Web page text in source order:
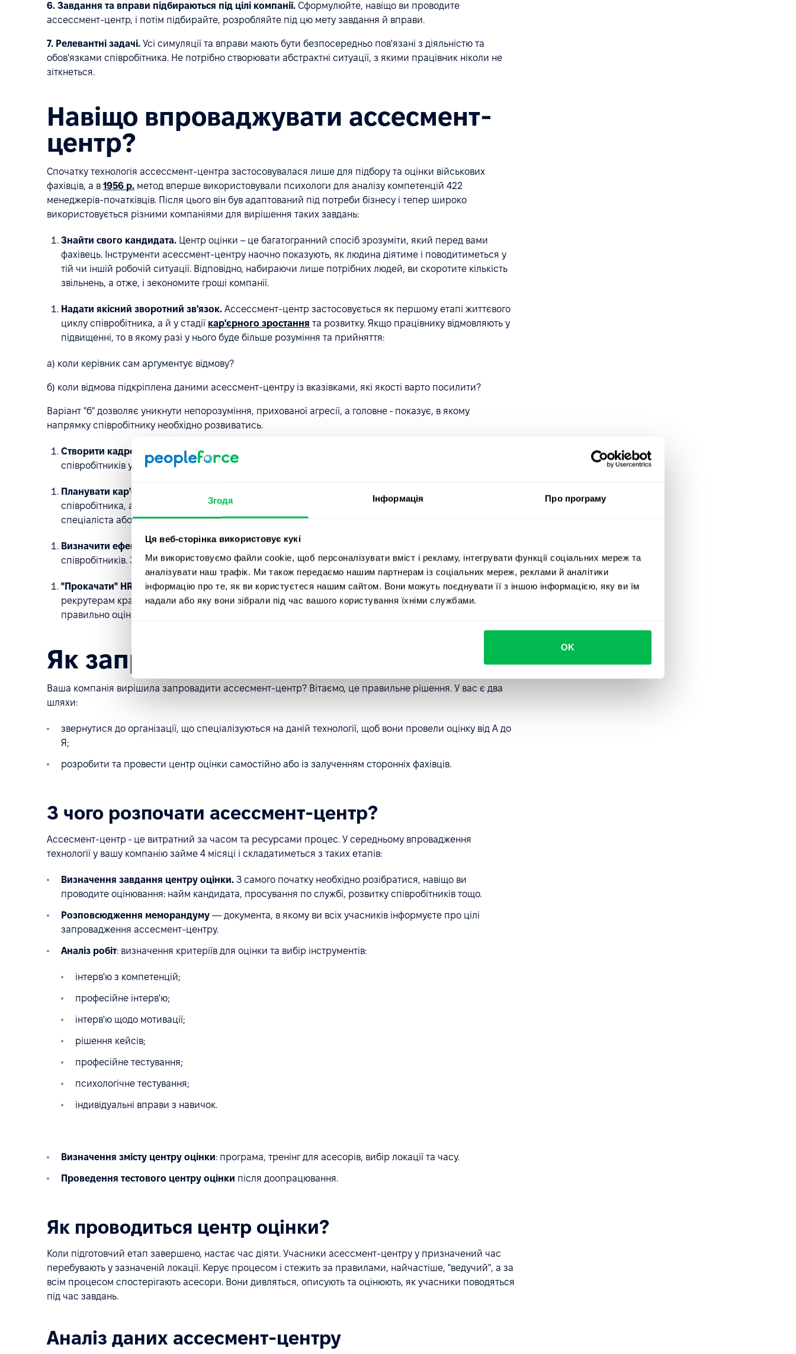
Згода Інформація Про програму
Ця веб-сторінка використовує кукі
Ми використовуємо файли cookie, щоб персоналізувати вміст і рекламу, інтегрувати функції соціальних мереж та
аналізувати наш трафік. Ми також передаємо нашим партнерам із соціальних мереж, реклами й аналітики
інформацію про те, як ви користуєтеся нашим сайтом. Вони можуть поєднувати її з іншою інформацією, яку ви їм
надали або яку вони зібрали під час вашого користування їхніми службами.
OK
6. Завдання та вправи підбираються під цілі компанії. Сформулюйте, навіщо ви проводите
ассессмент-центр, і потім підбирайте, розробляйте під цю мету завдання й вправи.
7. Релевантні задачі. Усі симуляції та вправи мають бути безпосередньо пов'язані з діяльністю та
обов'язками співробітника. Не потрібно створювати абстрактні ситуації, з якими працівник ніколи не
зіткнеться.
Навіщо впроваджувати ассесмент-
центр?
Спочатку технологія ассессмент-центра застосовувалася лише для підбору та оцінки військових
фахівців, а в 1956 р. метод вперше використовували психологи для аналізу компетенцій 422
менеджерів-початківців. Після цього він був адаптований під потреби бізнесу і тепер широко
використовується різними компаніями для вирішення таких завдань:
Знайти свого кандидата. Центр оцінки – це багатогранний спосіб зрозуміти, який перед вами
фахівець. Інструменти асессмент-центру наочно показують, як людина діятиме і поводитиметься у
тій чи іншій робочій ситуації. Відповідно, набираючи лише потрібних людей, ви скоротите кількість
звільнень, а отже, і зекономите гроші компанії.
Надати якісний зворотний зв'язок. Ассессмент-центр застосовується як першому етапі життєвого
циклу співробітника, а й у стадії кар'єрного зростання та розвитку. Якщо працівнику відмовляють у
підвищенні, то в якому разі у нього буде більше розуміння та прийняття:
а) коли керівник сам аргументує відмову?
б) коли відмова підкріплена даними асессмент-центру із вказівками, які якості варто посилити?
Варіант "б" дозволяє уникнути непорозуміння, прихованої агресії, а головне - показує, в якому
напрямку співробітнику необхідно розвиватись.
Створити кадровий резерв.
Центр оцінки дозволяє розглянути таланти та зрозуміти, хто із
співробітників у найближчому майбутньому може піти на підвищення.
Планувати кар'єру співробітника/команди.
співробітника, а які ні. На основі цих даних можна складати план розвитку та навчання конкретного
спеціаліста або цілої команди.
Визначити ефективність навчання.
Центр оцінки проводиться також після навчання команди
співробітників. За його результатами стає зрозумілим, наскільки ефективними були курси, тренінги.
"Прокачати" HR-фахівців.Участь в асессмент-центрі допомагає штатним HR-менеджерам та
рекрутерам краще зрозуміти, які компетенції співробітників необхідні саме вашій компанії, та як їх
правильно оцінювати.
Як запровадити ассесмент-центр?
Ваша компанія вирішила запровадити ассесмент-центр? Вітаємо, це правильне рішення. У вас є два
шляхи:
звернутися до організації, що спеціалізуються на даній технології, щоб вони провели оцінку від А до
Я;
розробити та провести центр оцінки самостійно або із залученням сторонніх фахівців.
З чого розпочати асессмент-центр?
Ассесмент-центр - це витратний за часом та ресурсами процес. У середньому впровадження
технології у вашу компанію займе 4 місяці і складатиметься з таких етапів:
Визначення завдання центру оцінки. З самого початку необхідно розібратися, навіщо ви
проводите оцінювання: найм кандидата, просування по службі, розвитку співробітників тощо.
Розповсюдження меморандуму — документа, в якому ви всіх учасників інформуєте про цілі
запровадження ассесмент-центру.
Аналіз робіт: визначення критеріїв для оцінки та вибір інструментів:
інтерв'ю з компетенцій;
професійне інтерв'ю;
інтерв'ю щодо мотивації;
рішення кейсів;
професійне тестування;
психологічне тестування;
індивідуальні вправи з навичок.
Визначення змісту центру оцінки: програма, тренінг для асесорів, вибір локації та часу.
Проведення тестового центру оцінки після доопрацювання.
Як проводиться центр оцінки?
Коли підготовчий етап завершено, настає час діяти. Учасники асессмент-центру у призначений час
перебувають у зазначеній локації. Керує процесом і стежить за правилами, найчастіше, "ведучий", а за
всім процесом спостерігають асесори. Вони дивляться, описують та оцінюють, як учасники поводяться
під час завдань.
Аналіз даних ассесмент-центру